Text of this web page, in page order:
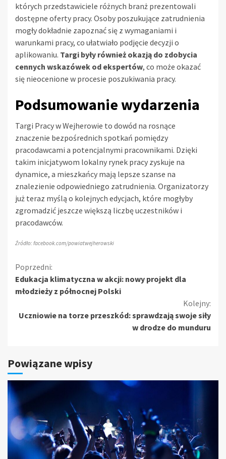
których przedstawiciele różnych branż prezentowali
dostępne oferty pracy. Osoby poszukujące zatrudnienia
mogły dokładnie zapoznać się z wymaganiami i
warunkami pracy, co ułatwiało podjęcie decyzji o
aplikowaniu. Targi były również okazją do zdobycia
cennych wskazówek od ekspertów, co może okazać
się nieocenione w procesie poszukiwania pracy.
Podsumowanie wydarzenia
Targi Pracy w Wejherowie to dowód na rosnące
znaczenie bezpośrednich spotkań pomiędzy
pracodawcami a potencjalnymi pracownikami. Dzięki
takim inicjatywom lokalny rynek pracy zyskuje na
dynamice, a mieszkańcy mają lepsze szanse na
znalezienie odpowiedniego zatrudnienia. Organizatorzy
już teraz myślą o kolejnych edycjach, które mogłyby
zgromadzić jeszcze większą liczbę uczestników i
pracodawców.
Źródło: facebook.com/powiatwejherowski
Kontynuuj
czytanie
Poprzedni:
Edukacja klimatyczna w akcji: nowy projekt dla
młodzieży z północnej Polski
Kolejny:
Uczniowie na torze przeszkód: sprawdzają swoje siły
w drodze do munduru
Powiązane wpisy